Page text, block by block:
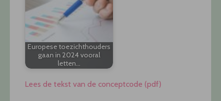
Europese toezichthouders
gaan in 2024 vooral
letten…
Lees de tekst van de conceptcode (pdf)